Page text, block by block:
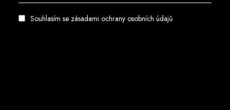
Souhlasím se zásadami ochrany osobních údajů